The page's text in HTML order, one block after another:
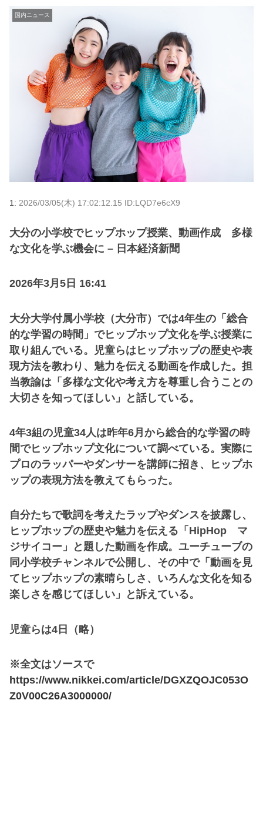
国内ニュース
1: 2026/03/05(木) 17:02:12.15 ID:LQD7e6cX9
大分の小学校でヒップホップ授業、動画作成 多様
な文化を学ぶ機会に – 日本経済新聞
2026年3月5日 16:41
大分大学付属小学校（大分市）では4年生の「総合
的な学習の時間」でヒップホップ文化を学ぶ授業に
取り組んでいる。児童らはヒップホップの歴史や表
現方法を教わり、魅力を伝える動画を作成した。担
当教諭は「多様な文化や考え方を尊重し合うことの
大切さを知ってほしい」と話している。
4年3組の児童34人は昨年6月から総合的な学習の時
間でヒップホップ文化について調べている。実際に
プロのラッパーやダンサーを講師に招き、ヒップホ
ップの表現方法を教えてもらった。
自分たちで歌詞を考えたラップやダンスを披露し、
ヒップホップの歴史や魅力を伝える「HipHop マ
ジサイコー」と題した動画を作成。ユーチューブの
同小学校チャンネルで公開し、その中で「動画を見
てヒップホップの素晴らしさ、いろんな文化を知る
楽しさを感じてほしい」と訴えている。
児童らは4日（略）
※全文はソースで
https://www.nikkei.com/article/DGXZQOJC053O
Z0V00C26A3000000/